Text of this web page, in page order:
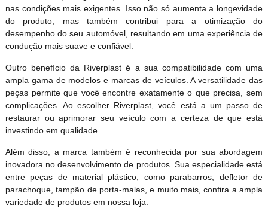
nas condições mais exigentes. Isso não só aumenta a longevidade
do produto, mas também contribui para a otimização do
desempenho do seu automóvel, resultando em uma experiência de
condução mais suave e confiável.
Outro benefício da Riverplast é a sua compatibilidade com uma
ampla gama de modelos e marcas de veículos. A versatilidade das
peças permite que você encontre exatamente o que precisa, sem
complicações. Ao escolher Riverplast, você está a um passo de
restaurar ou aprimorar seu veículo com a certeza de que está
investindo em qualidade.
Além disso, a marca também é reconhecida por sua abordagem
inovadora no desenvolvimento de produtos. Sua especialidade está
entre peças de material plástico, como parabarros, defletor de
parachoque, tampão de porta-malas, e muito mais, confira a ampla
variedade de produtos em nossa loja.